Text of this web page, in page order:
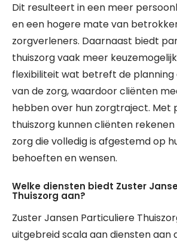
Dit resulteert in een meer
en een hogere mate van
zorgverleners. Daarnaast biedt
thuiszorg vaak meer
flexibiliteit wat betreft de planning
van de zorg, waardoor cliënten
hebben over hun zorgtraject. Met
thuiszorg kunnen cliënten
zorg die volledig is afgestemd op
behoeften en wensen.
Welke diensten biedt Zuster
Thuiszorg aan?
Zuster Jansen Particuliere
uitgebreid scala aan diensten aan